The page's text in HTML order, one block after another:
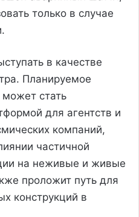
только в случае
в качестве
Планируемое
может стать
для агентств и
компаний,
частичной
на неживые и живые
проложит путь для
конструкций в